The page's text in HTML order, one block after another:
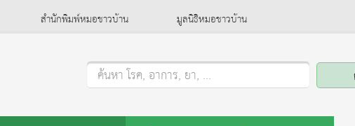
สำนักพิมพ์หมอชาวบ้าน มูลนิธิหมอชาวบ้าน
ค้นหา โรค, อาการ, ยา, ...